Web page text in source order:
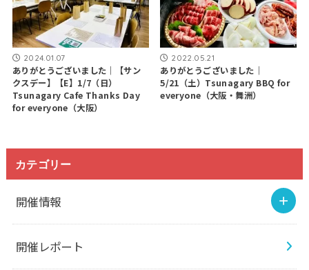
2024.01.07
ありがとうございました｜【サン
クスデー】【E】1/7（日）
Tsunagary Cafe Thanks Day
for everyone（大阪）
2022.05.21
ありがとうございました｜
5/21（土）Tsunagary BBQ for
everyone（大阪・舞洲）
カテゴリー
開催情報
開催レポート